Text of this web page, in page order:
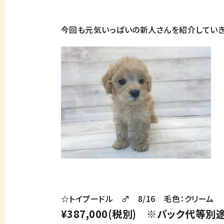
今回も元気いっぱいの新人さんを紹介してい
☆トイプードル ♂ 8/16 毛色：クリーム
¥387,000(税別) ※パック代等別